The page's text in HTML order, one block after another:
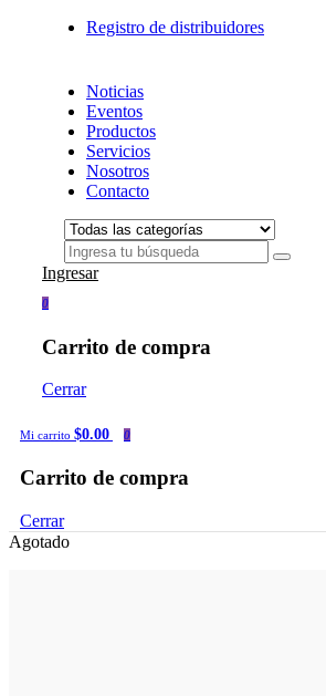
Registro de distribuidores
Noticias
Eventos
Productos
Servicios
Nosotros
Contacto
Ingresar
0
Carrito de compra
Cerrar
Mi carrito $0.00 0
Carrito de compra
Cerrar
Agotado